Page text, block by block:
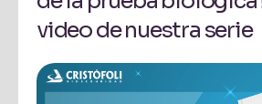
video de nuestra serie